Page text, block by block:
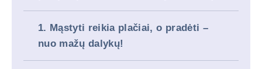
1. Mąstyti reikia plačiai, o pradėti –
nuo mažų dalykų!